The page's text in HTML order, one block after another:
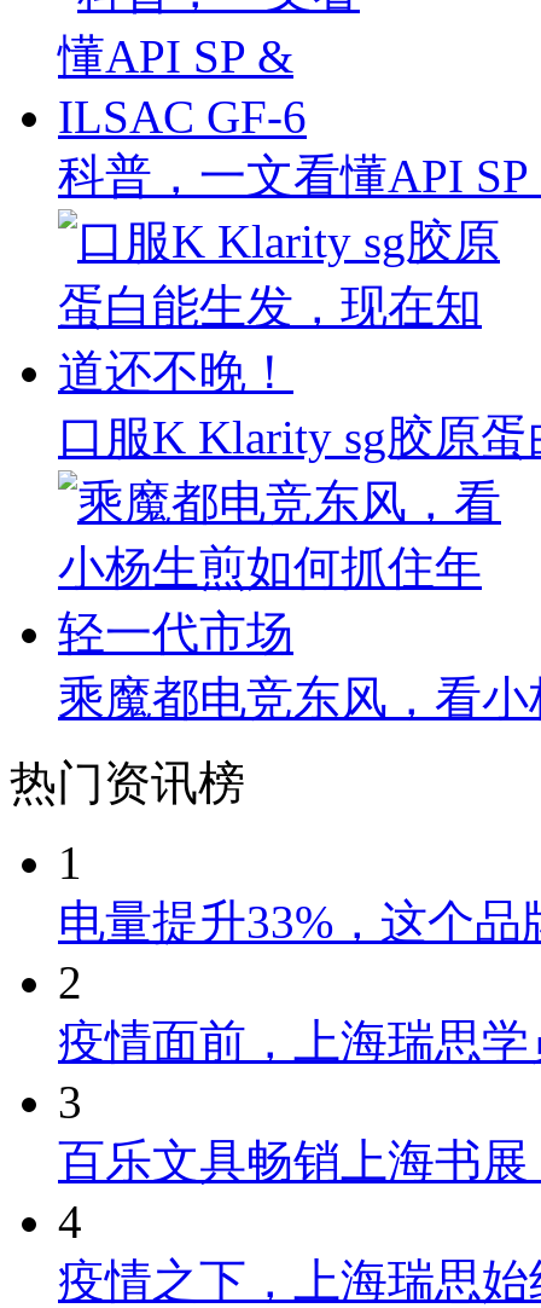
科普，一文看懂API
口服K Klarity sg胶原
乘魔都电竞东风，看
热门资讯榜
1
电量提升33%，这个
2
疫情面前，上海瑞思
3
百乐文具畅销上海书
4
疫情之下，上海瑞思